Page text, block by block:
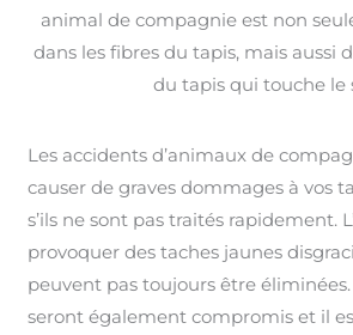
animal de compagnie est non
dans les fibres du tapis, mais aussi
du tapis qui touche le
Les accidents d’animaux de
causer de graves dommages à vos
s’ils ne sont pas traités rapidement.
provoquer des taches jaunes
peuvent pas toujours être
seront également compromis et il